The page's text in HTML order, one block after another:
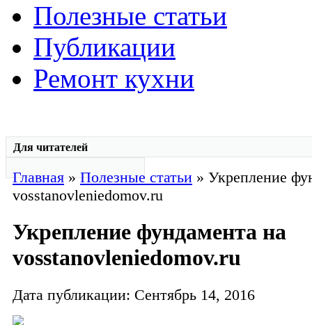
Полезные статьи
Публикации
Ремонт кухни
Для читателей
Главная»Полезные статьи » Укрепление
vosstanovleniedomov.ru
Укрепление фундамента на
vosstanovleniedomov.ru
Дата публикации: Сентябрь 14, 2016